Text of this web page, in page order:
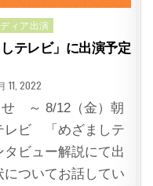
ディア出演
テレビ」に出演予定
11, 2022
～ 8/12（金）朝
レビ 「めざましテ
ビュー解説にて出
ついてお話してい